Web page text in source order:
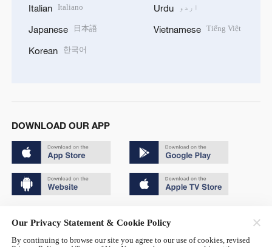
Italian Italiano
Japanese 日本語
Korean 한국어
Urdu اردو
Vietnamese Tiếng Việt
DOWNLOAD OUR APP
Our Privacy Statement & Cookie Policy
By continuing to browse our site you agree to our use of cookies, revised